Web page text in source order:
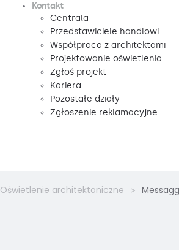
Kontakt
Centrala
Przedstawiciele handlowi
Współpraca z architektami
Projektowanie oświetlenia
Zgłoś projekt
Kariera
Pozostałe działy
Zgłoszenie reklamacyjne
Oświetlenie architektoniczne